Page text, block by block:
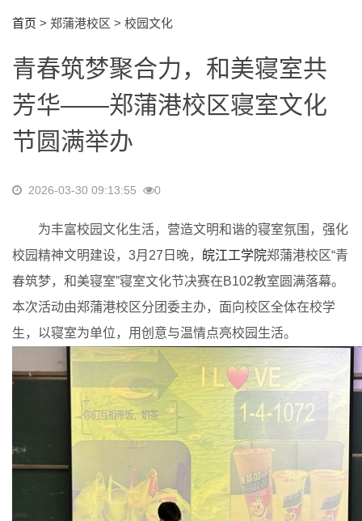
首页 > 郑蒲港校区 > 校园文化
青春筑梦聚合力，和美寝室共
芳华——郑蒲港校区寝室文化
节圆满举办
2026-03-30 09:13:55 0
为丰富校园文化生活，营造文明和谐的寝室氛围，强化
校园精神文明建设，3月27日晚， 皖江工学院郑蒲港校区“青
春筑梦，和美寝室”寝室文化节决赛在B102教室圆满落幕。
本次活动由郑蒲港校区分团委主办，面向校区全体在校学
生，以寝室为单位，用创意与温情点亮校园生活。